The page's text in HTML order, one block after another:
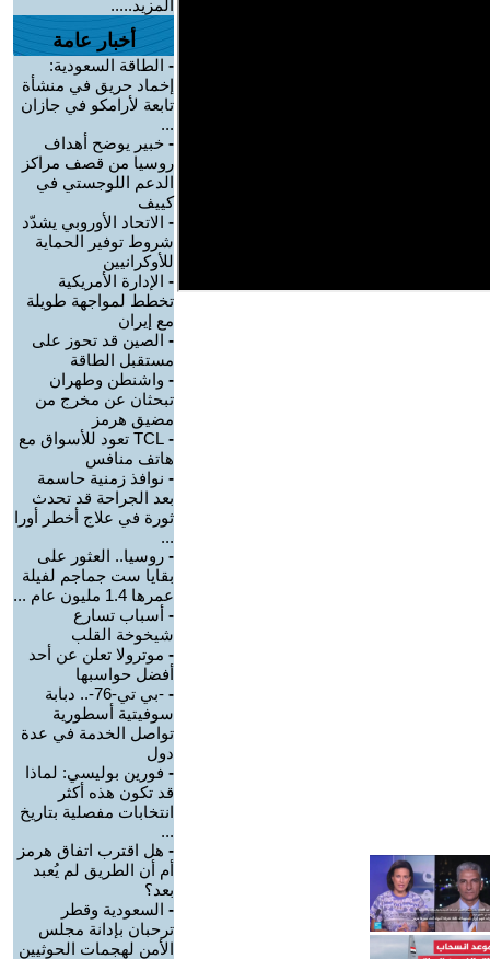
المزيد.....
أخبار عامة
- الطاقة السعودية:
إخماد حريق في منشأة
تابعة لأرامكو في جازان
...
- خبير يوضح أهداف
روسيا من قصف مراكز
الدعم اللوجستي في
كييف
- الاتحاد الأوروبي يشدّد
شروط توفير الحماية
للأوكرانيين
- الإدارة الأمريكية
تخطط لمواجهة طويلة
مع إيران
- الصين قد تحوز على
مستقبل الطاقة
- واشنطن وطهران
تبحثان عن مخرج من
مضيق هرمز
-
TCL تعود للأسواق مع
هاتف منافس
- نوافذ زمنية حاسمة
بعد الجراحة قد تحدث
ثورة في علاج أخطر أورا
...
- روسيا.. العثور على
بقايا ست جماجم لفيلة
عمرها 1.4 مليون عام ...
- أسباب تسارع
شيخوخة القلب
- موترولا تعلن عن أحد
أفضل حواسبها
-
-بي تي-76-.. دبابة
سوفيتية أسطورية
تواصل الخدمة في عدة
دول
- فورين بوليسي: لماذا
قد تكون هذه أكثر
انتخابات مفصلية بتاريخ
...
- هل اقترب اتفاق هرمز
أم أن الطريق لم يُعبد
بعد؟
- السعودية وقطر
ترحبان بإدانة مجلس
الأمن لهجمات الحوثيين